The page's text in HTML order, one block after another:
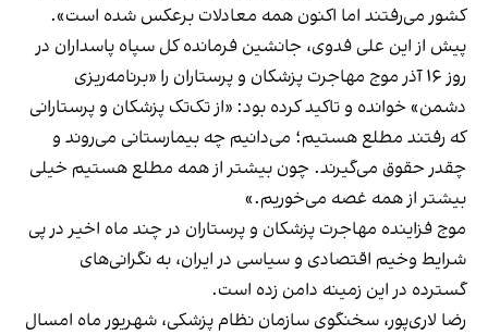
کشور می‌رفتند اما اکنون همه معادلات بر‌عکس شده است».
پیش از این علی فدوی، جانشین فرمانده کل سپاه پاسداران در
روز ۱۶ آذر موج مهاجرت پزشکان و پرستاران را «برنامه‌ریزی
دشمن» خوانده و تاکید کرده بود: «از تک‌تک پزشکان و پرستارانی
که رفتند مطلع هستیم؛ می‌دانیم چه بیمارستانی می‌روند و
چقدر حقوق می‌گیرند. چون بیشتر از همه مطلع هستیم خیلی
بیشتر از همه غصه می‌خوریم.»
موج فزاینده مهاجرت پزشکان و پرستاران در چند ماه اخیر در پی
شرایط وخیم اقتصادی و سیاسی در ایران، به نگرانی‌های
گسترده در این زمینه دامن زده است.
رضا لاری‌پور، سخنگوی سازمان نظام پزشکی، شهریور ماه امسال